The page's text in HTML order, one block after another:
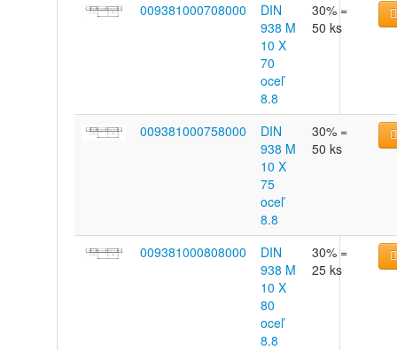
009381000708000
DIN
938 M
10 X
70
oceľ
8.8
30% =
50 ks
009381000758000
DIN
938 M
10 X
75
oceľ
8.8
30% =
50 ks
009381000808000
DIN
938 M
10 X
80
oceľ
8.8
30% =
25 ks